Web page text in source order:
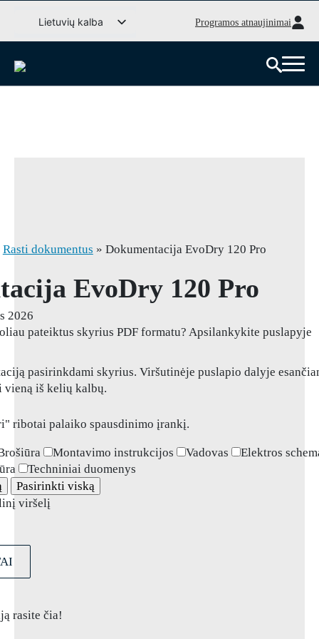
PereitiLietuvių kalba
Svenska
Programos atnaujinimai
Rasti dokumentus » Dokumentacija EvoDry 120 Pro
EvoDry 120 Pro
2026
pateiktus skyrius PDF formatu? Apsilankykite puslapyje
pasirinkdami skyrius. Viršutinėje puslapio dalyje
iš kelių kalbų.
ribotai palaiko spausdinimo įrankį.
Montavimo instrukcijos Vadovas
Elektros
Techniniai duomenys
Pasirinkti viską
viršelį
rasite čia!